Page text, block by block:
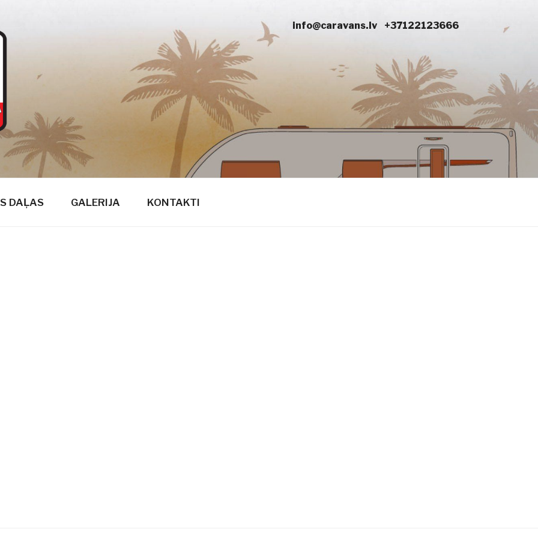
DAĻAS GALERIJA KONTAKTI
info@caravans.lv +37122123666